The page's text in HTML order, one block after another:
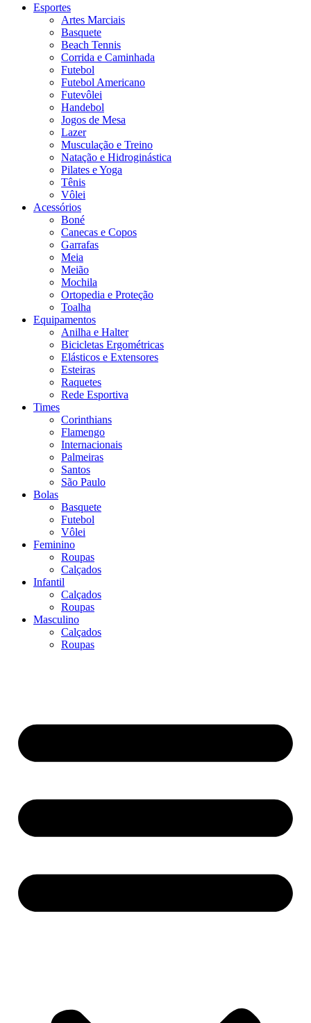
Esportes
Artes Marciais
Basquete
Beach Tennis
Corrida e Caminhada
Futebol
Futebol Americano
Futevôlei
Handebol
Jogos de Mesa
Lazer
Musculação e Treino
Natação e Hidroginástica
Pilates e Yoga
Tênis
Vôlei
Acessórios
Boné
Canecas e Copos
Garrafas
Meia
Meião
Mochila
Ortopedia e Proteção
Toalha
Equipamentos
Anilha e Halter
Bicicletas Ergométricas
Elásticos e Extensores
Esteiras
Raquetes
Rede Esportiva
Times
Corinthians
Flamengo
Internacionais
Palmeiras
Santos
São Paulo
Bolas
Basquete
Futebol
Vôlei
Feminino
Roupas
Calçados
Infantil
Calçados
Roupas
Masculino
Calçados
Roupas